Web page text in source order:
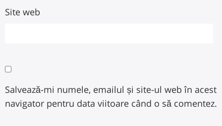
Site web
Salvează-mi numele, emailul și site-ul web în acest
navigator pentru data viitoare când o să comentez.